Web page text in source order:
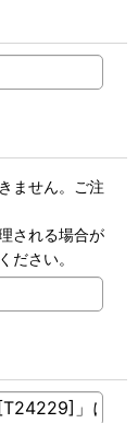
ません。ご注
される場合が
ださい。